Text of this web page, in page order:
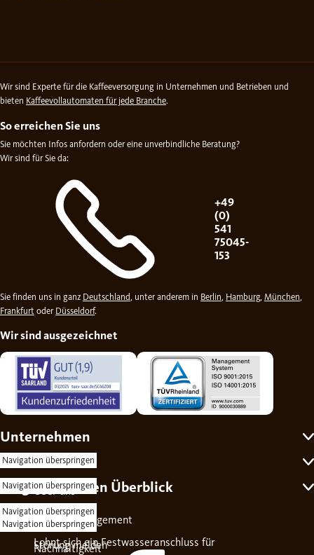
Navigation überspringen
Wir sind Experte für die Kaffeeversorgung in Unternehmen und Betrieben und
bieten Kaffeevollautomaten für jede Branche.
So erreichen Sie uns
Sie möchten Infos anfordern oder eine unverbindliche Beratung?
Wir sind für Sie da:
+49
(0)
541
75045-
153
Sie finden uns in ganz Deutschland, unter anderem in Berlin, Hamburg,München,
Frankfurt oderDüsseldorf.
Wir sind ausgezeichnet
Unternehmen
Navigation überspringen
Über uns
Soziales Engagement
Nachhaltigkeit
Self-Service
Navigation überspringen
Kontakt
Störung melden
Ratgeber für den Überblick
Navigation überspringen
Lohnt sich ein Festwasseranschluss für